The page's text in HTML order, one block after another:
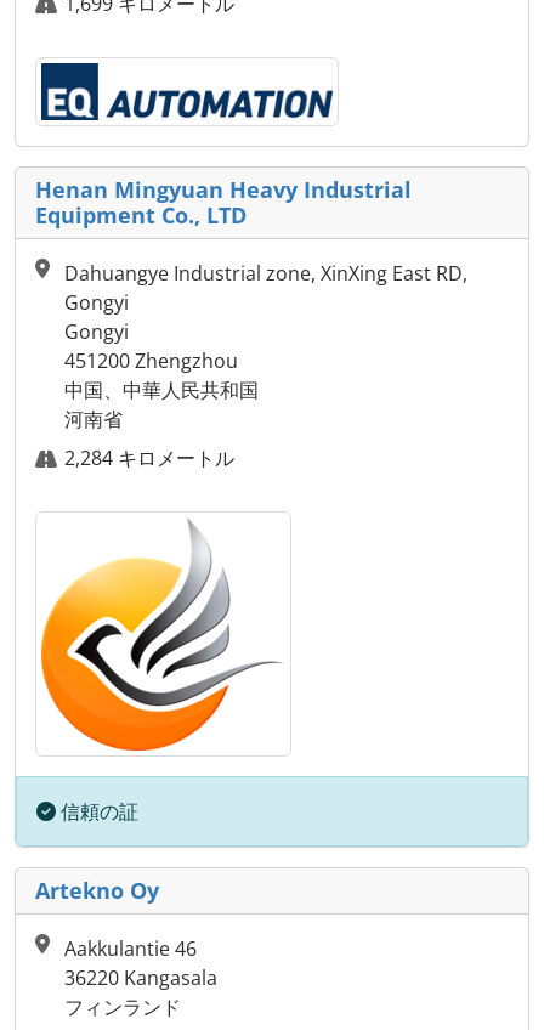
Henan Mingyuan Heavy Industrial
Equipment Co., LTD
Dahuangye Industrial zone, XinXing East RD,
Gongyi
Gongyi
451200 Zhengzhou
中国、中華人民共和国
河南省
2,284 キロメートル
信頼の証
Artekno Oy
Aakkulantie 46
36220 Kangasala
フィンランド